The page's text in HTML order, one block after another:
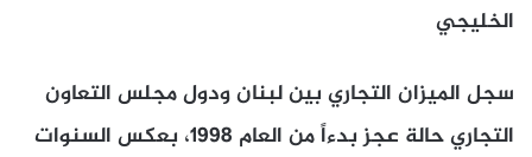
الخليجي
سجل الميزان التجاري بين لبنان ودول مجلس التعاون
التجاري حالة عجز بدءاً من العام 1998، بعكس السنوات